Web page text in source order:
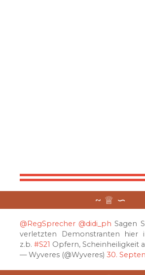
@RegSprecher @didi_ph Sagen
verletzten Demonstranten hier
z.b. #S21 Opfern, Scheinheiligkeit
— Wyveres (@Wyveres) 30.